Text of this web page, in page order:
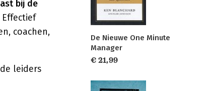
bij de
Effectief
coachen,
leiders
De Nieuwe One Minute
Manager
€ 21,99